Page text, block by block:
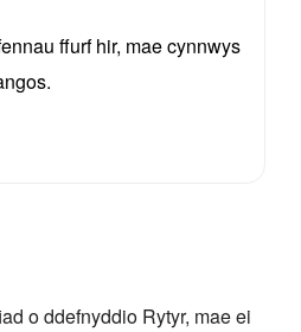
ffurf hir, mae cynnwys
o ddefnyddio Rytyr, mae ei